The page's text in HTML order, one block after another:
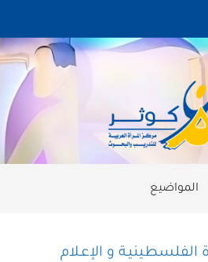
المواضيع
الفلسطينيـة و الإعـلام